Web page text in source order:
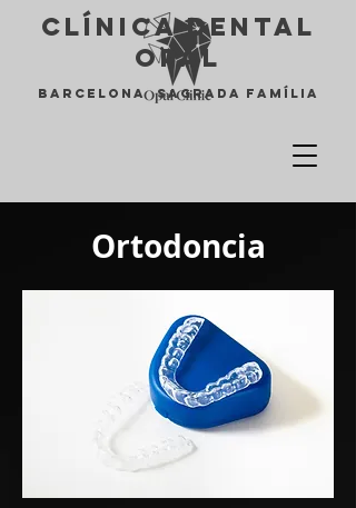
Clínica Dental
opal
Barcelona Sagrada Família
Ortodoncia